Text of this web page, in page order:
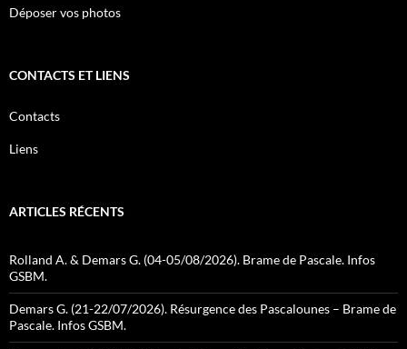
Déposer vos photos
CONTACTS ET LIENS
Contacts
Liens
ARTICLES RÉCENTS
Rolland A. & Demars G. (04-05/08/2026). Brame de Pascale. Infos
GSBM.
Demars G. (21-22/07/2026). Résurgence des Pascalounes – Brame de
Pascale. Infos GSBM.